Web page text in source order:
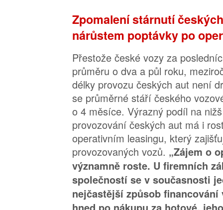
Zpomalení stárnutí
nárůstem poptávky po
Přestože české vozy za
průměru o dva a půl roku,
délky provozu českých aut není
se průměrné stáří českého
o 4 měsíce. Výrazný podíl na
provozování českých aut má i
operativním leasingu, který
provozovaných vozů. „Zájem o
významně roste. U firemních
společností se v současnosti
nejčastější způsob financování